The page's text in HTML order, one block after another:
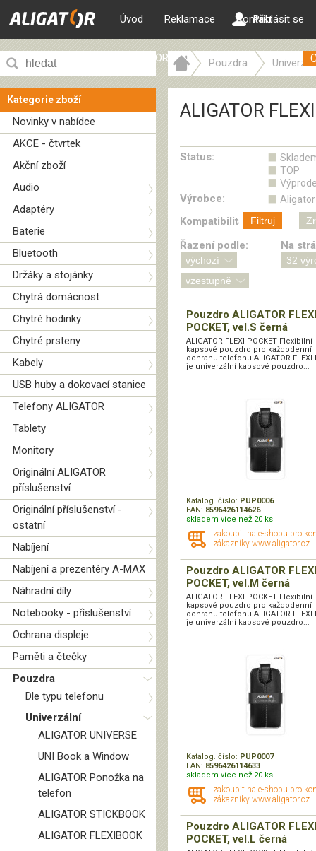
Úvod Reklamace Kontakt
ALIGATOR web
Přihlásit se
Kategorie zboží
Novinky v nabídce
AKCE - čtvrtek
Akční zboží
Audio
Adaptéry
Baterie
Bluetooth
Držáky a stojánky
Chytrá domácnost
Chytré hodinky
Chytré prsteny
Kabely
USB huby a dokovací stanice
Telefony ALIGATOR
Tablety
Monitory
Originální ALIGATOR
příslušenství
Originální příslušenství -
ostatní
Nabíjení
Nabíjení a prezentéry A-MAX
Náhradní díly
Notebooky - příslušenství
Ochrana displeje
Paměti a čtečky
Pouzdra
Dle typu telefonu
Univerzální
ALIGATOR UNIVERSE
UNI Book a Window
ALIGATOR Ponožka na
telefon
ALIGATOR STICKBOOK
ALIGATOR FLEXIBOOK
Pouzdra
ALIGATOR
Status:
TOP
Výrobce: Aligator
Kompatibilita: Filtruj
Řazení podle: Na
Pouzdro ALIGATOR
POCKET, vel.S černá
ALIGATOR FLEXI POCKET Flexibilní
kapsové pouzdro pro každodenní
ochranu telefonu ALIGATOR FLEXI
je univerzální kapsové pouzdro...
Katalog. číslo: PUP0006
EAN: 8596426114626
skladem více než 20 ks
zakoupit na e-shopu pro
zákazníky www.aligator.cz
Pouzdro ALIGATOR
POCKET, vel.M černá
ALIGATOR FLEXI POCKET Flexibilní
kapsové pouzdro pro každodenní
ochranu telefonu ALIGATOR FLEXI
je univerzální kapsové pouzdro...
Katalog. číslo: PUP0007
EAN: 8596426114633
skladem více než 20 ks
zakoupit na e-shopu pro
zákazníky www.aligator.cz
Pouzdro ALIGATOR
POCKET, vel.L černá